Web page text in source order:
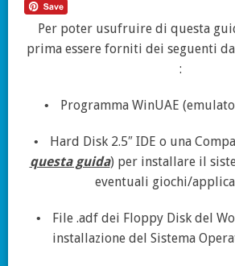
Per poter usufruire di questa
prima essere forniti dei seguenti
:
• Programma WinUAE
• Hard Disk 2.5″ IDE o una
questa guida) per installare il
eventuali giochi/
•
File .adf dei Floppy Disk del
installazione del Sistema